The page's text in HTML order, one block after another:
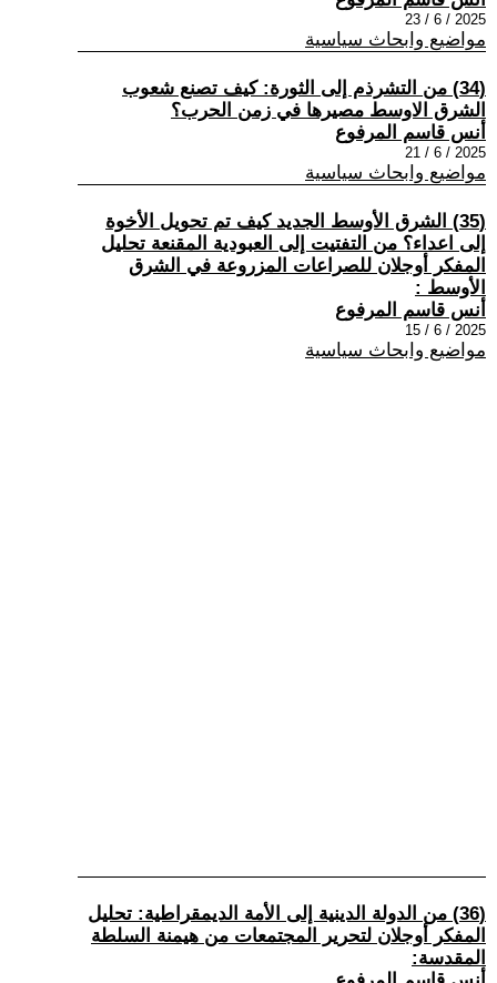
2025 / 6 / 23
مواضيع وابحاث سياسية
(34) من التشرذم إلى الثورة: كيف تصنع شعوب
الشرق الاوسط مصيرها في زمن الحرب؟
أنس قاسم المرفوع
2025 / 6 / 21
مواضيع وابحاث سياسية
(35) الشرق الأوسط الجديد كيف تم تحويل الأخوة
إلى اعداء؟ من التفتيت إلى العبودية المقنعة تحليل
المفكر أوجلان للصراعات المزروعة في الشرق
الأوسط :
أنس قاسم المرفوع
2025 / 6 / 15
مواضيع وابحاث سياسية
(36) من الدولة الدينية إلى الأمة الديمقراطية: تحليل
المفكر أوجلان لتحرير المجتمعات من هيمنة السلطة
المقدسة: